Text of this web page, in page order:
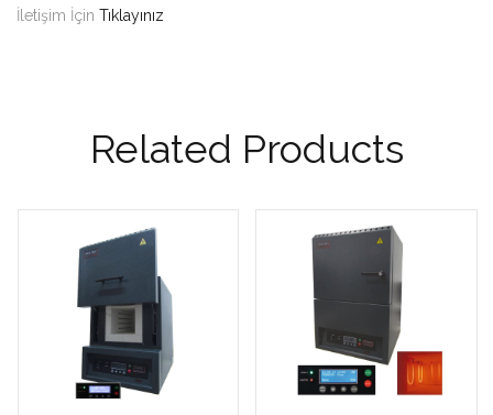
İletişim İçin Tıklayınız
Related Products